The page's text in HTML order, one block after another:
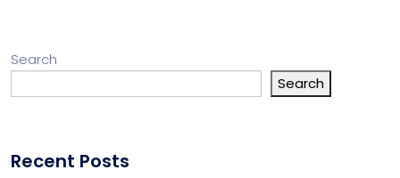
Search
Search
Recent Posts